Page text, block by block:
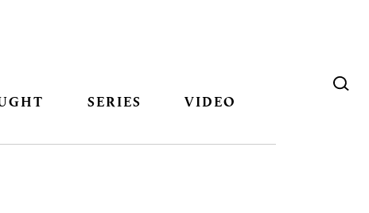
SERIES VIDEO